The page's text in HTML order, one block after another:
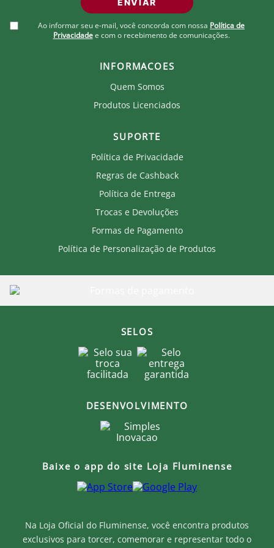
Marca: Andrea Auad
Gênero: Feminino
Cor Predominante: Grená / Branco / Verde
Confeccionada em fio de malha premium, forrada
Possui fecho imantado e alça de corrente.
Produto artesanal de alto valor percebido. •
Acabamento premium.
Peças que despertam desejo e conexão emocional.
Produção cuidadosa, garantindo qualidade em cada
Produto com história, autenticidade e identidade
Cuidados com sua bolsa de crochê Andrea Auad em
fio de malha:
Lave à mão, com água fria e sabão neutro. Não utilize
máquina de lavar ou secadora.
Não torça a peça. Pressione suavemente para retirar
o excesso de água.
Para manter o formato original, seque a bolsa
apoiada em uma superfície plana.
a um, artesanalmente, poderá ter uma pequenina
Produto Oficial Licenciado do Fluminense.
Ao comprar um produto oficial você fortalece seu
clube que recebe royalties com a venda de cada
ENVIAR
Ao informar seu e-mail, você concorda com nossa Política de
Privacidade e com o recebimento de comunicações.
Na Loja Oficial do Fluminense, você encontra produtos
exclusivos para torcer, comemorar e representar todo o
INFORMACOES
Quem Somos
Produtos Licenciados
SUPORTE
Política de Privacidade
Regras de Cashback
Política de Entrega
Trocas e Devoluções
Formas de Pagamento
Política de Personalização de Produtos
SELOS
DESENVOLVIMENTO
Baixe o app do site Loja Fluminense